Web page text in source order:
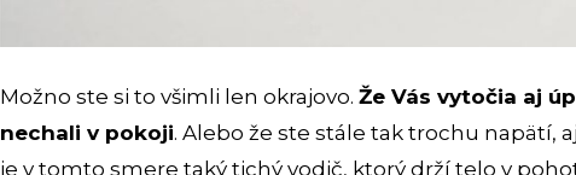
Možno ste si to všimli len okrajovo. Že Vás vytočia aj
nechali v pokoji. Alebo že ste stále tak trochu napätí,
je v tomto smere taký tichý vodič, ktorý drží telo v